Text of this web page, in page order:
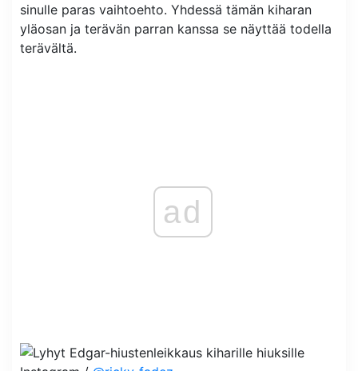
sinulle paras vaihtoehto. Yhdessä tämän kiharan
yläosan ja terävän parran kanssa se näyttää todella
terävältä.
ad